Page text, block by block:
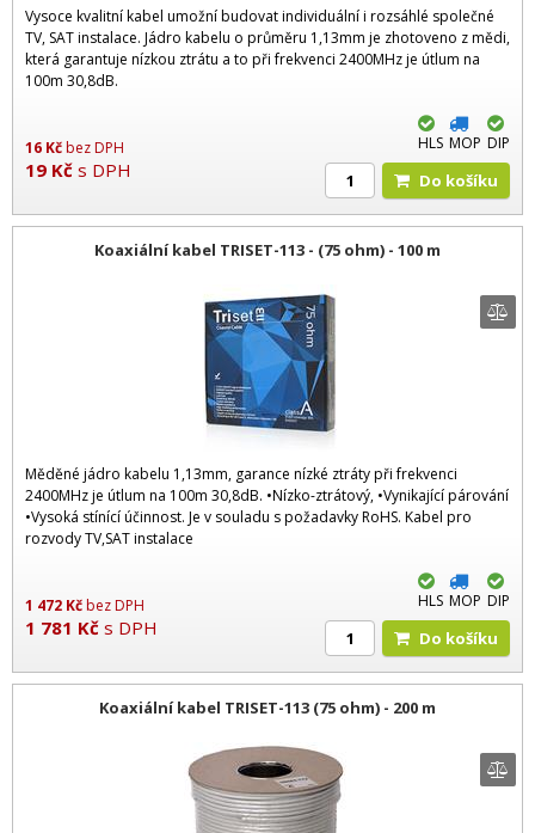
Vysoce kvalitní kabel umožní budovat individuální i rozsáhlé společné
TV, SAT instalace. Jádro kabelu o průměru 1,13mm je zhotoveno z mědi,
která garantuje nízkou ztrátu a to při frekvenci 2400MHz je útlum na
100m 30,8dB.
16 Kčbez DPH
19 Kč s DPH
HLS MOP DIP
Do košíku
Koaxiální kabel TRISET-113 - (75 ohm) - 100 m
Měděné jádro kabelu 1,13mm, garance nízké ztráty při frekvenci
2400MHz je útlum na 100m 30,8dB. •Nízko-ztrátový, •Vynikající párování
•Vysoká stínící účinnost. Je v souladu s požadavky RoHS. Kabel pro
rozvody TV,SAT instalace
1 472 Kčbez DPH
1 781 Kč s DPH
HLS MOP DIP
Do košíku
Koaxiální kabel TRISET-113 (75 ohm) - 200 m